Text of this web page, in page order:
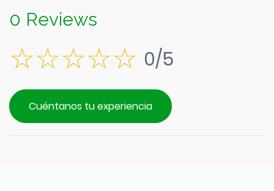
0 Reviews
0/5
Cuéntanos tu experiencia